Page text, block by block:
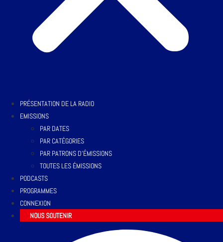
PRÉSENTATION DE LA RADIO
EMISSIONS
PAR DATES
PAR CATÉGORIES
PAR PATRONS D’ÉMISSIONS
TOUTES LES ÉMISSIONS
PODCASTS
PROGRAMMES
CONNEXION
NOUS SOUTENIR